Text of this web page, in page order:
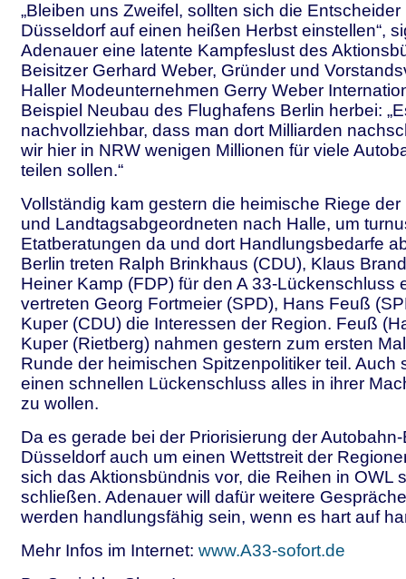
„Bleiben uns Zweifel, sollten sich die
Düsseldorf auf einen heißen Herbst einstellen“,
Adenauer eine latente Kampfeslust des
Beisitzer Gerhard Weber, Gründer und
Haller Modeunternehmen Gerry Weber
Beispiel Neubau des Flughafens Berlin herbei:
nachvollziehbar, dass man dort Milliarden
wir hier in NRW wenigen Millionen für viele
teilen sollen.“
Vollständig kam gestern die heimische Riege
und Landtagsabgeordneten nach Halle, um
Etatberatungen da und dort Handlungsbedarfe
Berlin treten Ralph Brinkhaus (CDU), Klaus
Heiner Kamp (FDP) für den A 33-Lückenschluss
vertreten Georg Fortmeier (SPD), Hans Feuß
Kuper (CDU) die Interessen der Region. Feuß
Kuper (Rietberg) nahmen gestern zum ersten
Runde der heimischen Spitzenpolitiker teil. Auch
einen schnellen Lückenschluss alles in ihrer
zu wollen.
Da es gerade bei der Priorisierung der
Düsseldorf auch um einen Wettstreit der
sich das Aktionsbündnis vor, die Reihen in OWL
schließen. Adenauer will dafür weitere
werden handlungsfähig sein, wenn es hart auf
Mehr Infos im Internet: www.A33-sofort.de